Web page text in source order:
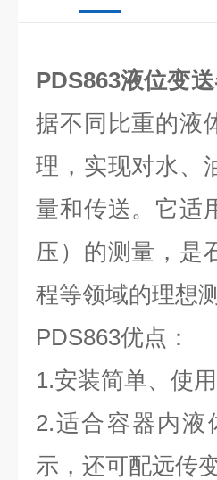
PDS863液位变
据不同比重的液
理，实现对水、
量和传送。它适
压）的测量，是
程等领域的理想
PDS863优点：
1.安装简单、使
2.适合容器内液
示，还可配远传